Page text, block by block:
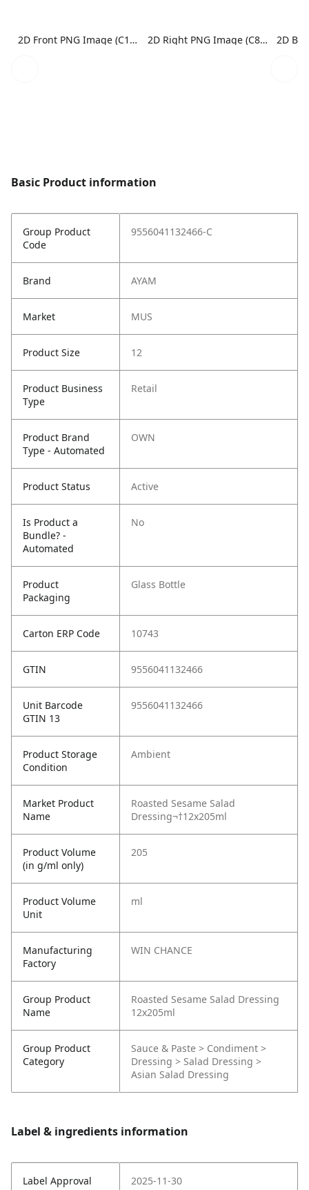
2D Front PNG Image (C1N1) 2D Right PNG Image (C8N1)
Basic Product information
Group Product
Code
9556041132466-C
Brand AYAM
Market MUS
Product Size 12
Product Business
Type
Retail
Product Brand
Type - Automated
OWN
Product Status Active
Is Product a
Bundle? -
Automated
No
Product
Packaging
Glass Bottle
Carton ERP Code 10743
GTIN 9556041132466
Unit Barcode
GTIN 13
9556041132466
Product Storage
Condition
Ambient
Market Product
Name
Roasted Sesame Salad
Dressing¬†12x205ml
Product Volume
(in g/ml only)
205
Product Volume
Unit
ml
Manufacturing
Factory
WIN CHANCE
Group Product
Name
Roasted Sesame Salad Dressing
12x205ml
Group Product
Category
Sauce & Paste > Condiment >
Dressing > Salad Dressing >
Asian Salad Dressing
Label & ingredients information
Label Approval
2025-11-30